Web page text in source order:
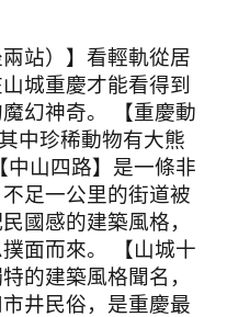
站）】看輕軌從居
城重慶才能看得到
幻神奇。 【重慶動
中珍稀動物有大熊
中山四路】是一條非
足一公里的街道被
國感的建築風格，
面而來。 【山城十
的建築風格聞名，
井民俗，是重慶最